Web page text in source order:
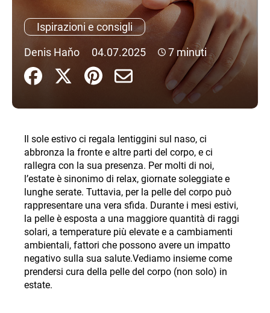
Ispirazioni e consigli
Denis Haňo
04.07.2025 7 minuti
Il sole estivo ci regala lentiggini sul naso, ci
abbronza la fronte e altre parti del corpo, e ci
rallegra con la sua presenza. Per molti di noi,
l’estate è sinonimo di relax, giornate soleggiate e
lunghe serate. Tuttavia, per la pelle del corpo può
rappresentare una vera sfida. Durante i mesi estivi,
la pelle è esposta a una maggiore quantità di raggi
solari, a temperature più elevate e a cambiamenti
ambientali, fattori che possono avere un impatto
negativo sulla sua salute.Vediamo insieme come
prendersi cura della pelle del corpo (non solo) in
estate.